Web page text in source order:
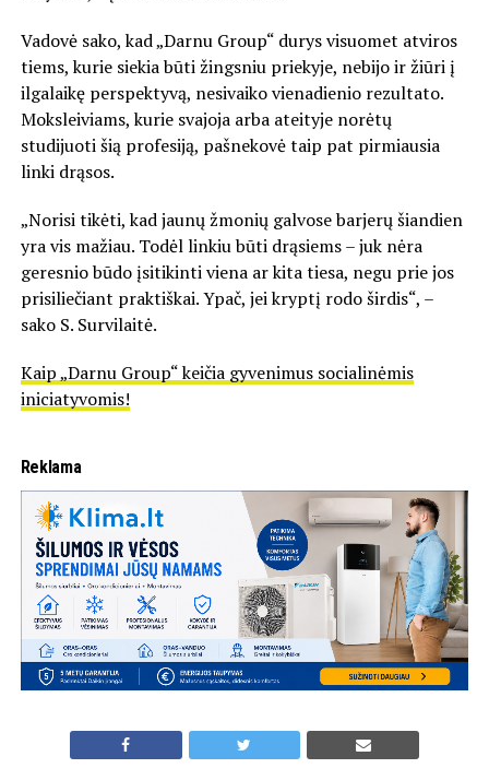
Vadovė sako, kad „Darnu Group“ durys visuomet atviros
tiems, kurie siekia būti žingsniu priekyje, nebijo ir žiūri į
ilgalaikę perspektyvą, nesivaiko vienadienio rezultato.
Moksleiviams, kurie svajoja arba ateityje norėtų
studijuoti šią profesiją, pašnekovė taip pat pirmiausia
linki drąsos.
„Norisi tikėti, kad jaunų žmonių galvose barjerų šiandien
yra vis mažiau. Todėl linkiu būti drąsiems – juk nėra
geresnio būdo įsitikinti viena ar kita tiesa, negu prie jos
prisiliečiant praktiškai. Ypač, jei kryptį rodo širdis“, –
sako S. Survilaitė.
Kaip „Darnu Group“ keičia gyvenimus socialinėmis
iniciatyvomis!
Reklama